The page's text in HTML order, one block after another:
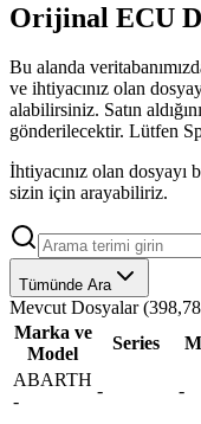
Orijinal ECU
Bu alanda
ve ihtiyacınız olan
alabilirsiniz. Satın
gönderilecektir. Lütfen
İhtiyacınız olan dosyayı
sizin için arayabiliriz.
Tümünde Ara
Mevcut Dosyalar(
Marka ve
Model
Series
ABARTH
-
- -